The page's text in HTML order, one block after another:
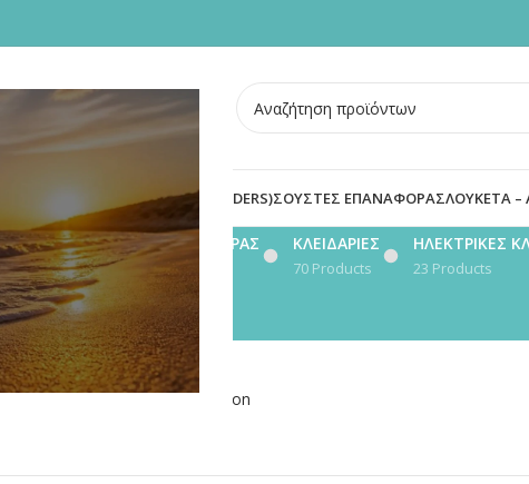
ΠΟΡΤΕΣ
ΠΡΟΣΤΑΣΙΑ ΚΥΛΙΝΔΡΟΥ (DEFENDERS)ΣΟΥΣΤΕΣ ΕΠΑΝΑΦΟΡΑΣΛΟΥΚΕΤΑ –
ΣΟΥΣΤΕΣ ΕΠΑΝΑΦΟΡΑΣ
8 Products
ΚΛΕΙΔΑΡΙΕΣ
70 Products
ΗΛΕΚΤΡΙΚΕΣ
23 Products
for every installation location